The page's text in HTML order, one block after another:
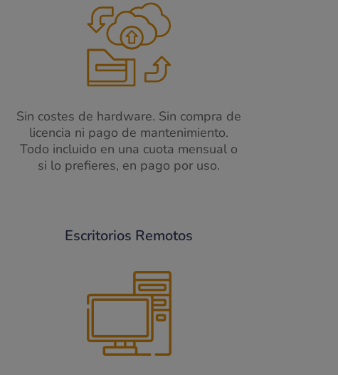
Sin costes de hardware​. Sin compra de
licencia ni pago de mantenimiento.
Todo incluido en una cuota mensual o
si lo prefieres, en pago por uso.
Escritorios Remotos